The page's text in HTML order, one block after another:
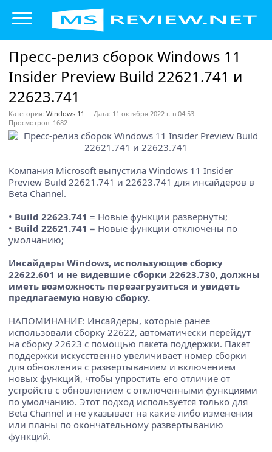
Пресс-релиз сборок Windows 11
Insider Preview Build 22621.741 и
22623.741
Категория: Windows 11
Дата: 11 октября 2022 г. в 04:53
Просмотров: 1682
Компания Microsoft выпустила Windows 11 Insider
Preview Build 22621.741 и 22623.741 для инсайдеров в
Beta Channel.
• Build 22623.741 = Новые функции развернуты;
• Build 22621.741 = Новые функции отключены по
умолчанию;
Инсайдеры Windows, использующие сборку
22622.601 и не видевшие сборки 22623.730, должны
иметь возможность перезагрузиться и увидеть
предлагаемую новую сборку.
НАПОМИНАНИЕ: Инсайдеры, которые ранее
использовали сборку 22622, автоматически перейдут
на сборку 22623 с помощью пакета поддержки. Пакет
поддержки искусственно увеличивает номер сборки
для обновления с развертыванием и включением
новых функций, чтобы упростить его отличие от
устройств с обновлением с отключенными функциями
по умолчанию. Этот подход используется только для
Beta Channel и не указывает на какие-либо изменения
или планы по окончательному развертыванию
функций.